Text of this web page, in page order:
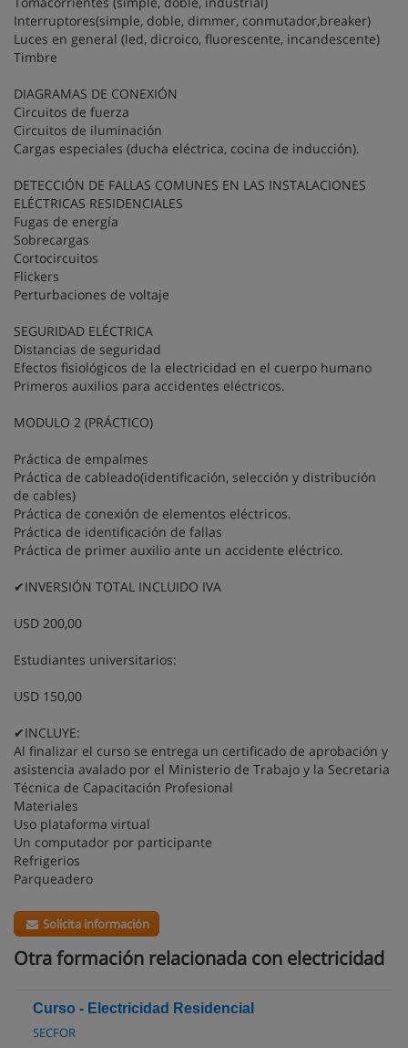
Interruptores(simple, doble, dimmer, conmutador,breaker)
Luces en general (led, dicroico, fluorescente, incandescente)
Timbre
DIAGRAMAS DE CONEXIÓN
Circuitos de fuerza
Circuitos de iluminación
Cargas especiales (ducha eléctrica, cocina de inducción).
DETECCIÓN DE FALLAS COMUNES EN LAS INSTALACIONES
ELÉCTRICAS RESIDENCIALES
Fugas de energía
Sobrecargas
Cortocircuitos
Flickers
Perturbaciones de voltaje
SEGURIDAD ELÉCTRICA
Distancias de seguridad
Efectos fisiológicos de la electricidad en el cuerpo humano
Primeros auxilios para accidentes eléctricos.
MODULO 2 (PRÁCTICO)
Práctica de empalmes
Práctica de cableado(identificación, selección y distribución
de cables)
Práctica de conexión de elementos eléctricos.
Práctica de identificación de fallas
Práctica de primer auxilio ante un accidente eléctrico.
✔INVERSIÓN TOTAL INCLUIDO IVA
USD 200,00
Estudiantes universitarios:
USD 150,00
✔INCLUYE:
Al finalizar el curso se entrega un certificado de aprobación y
asistencia avalado por el Ministerio de Trabajo y la Secretaria
Técnica de Capacitación Profesional
Materiales
Uso plataforma virtual
Un computador por participante
Refrigerios
Parqueadero
Solicita información
Otra formación relacionada con electricidad
Curso - Electricidad Residencial
SECFOR